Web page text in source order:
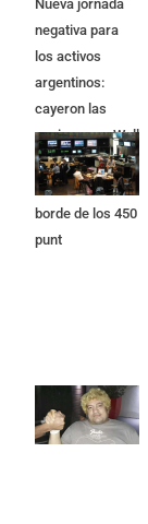
Nueva jornada
negativa para
los activos
argentinos:
cayeron las
acciones en Wall
Street y el riesgo
país quedó al
borde de los 450
punt